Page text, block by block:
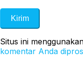
Situs ini
komentar Anda